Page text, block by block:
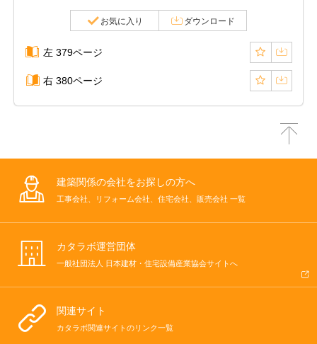
お気に入り ダウンロード
左 379ページ
右 380ページ
建築関係の会社をお探しの方へ
工事会社、リフォーム会社、住宅会社、販売会社 一覧
カタラボ運営団体
一般社団法人 日本建材・住宅設備産業協会サイトへ
関連サイト
カタラボ関連サイトのリンク一覧